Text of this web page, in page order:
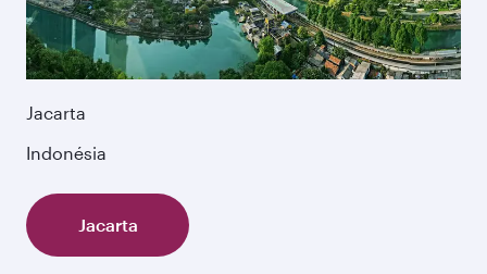
Jacarta
Indonésia
Jacarta